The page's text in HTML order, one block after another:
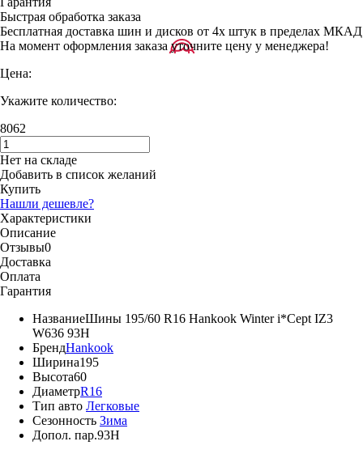
Быстрая обработка заказа
Бесплатная доставка шин и дисков от 4х штук в пределах МКАД
На момент оформления заказа уточните цену у менеджера!
Цена:
Укажите количество:
8062
Нет на складе
Добавить в список желаний
Купить
Нашли дешевле?
Характеристики
Описание
Отзывы0
Доставка
Оплата
Гарантия
НазваниеШины 195/60 R16 Hankook Winter i*Cept IZ3
W636 93H
БрендHankook
Ширина195
Высота60
ДиаметрR16
Тип авто Легковые
Сезонность Зима
Допол. пар.93H